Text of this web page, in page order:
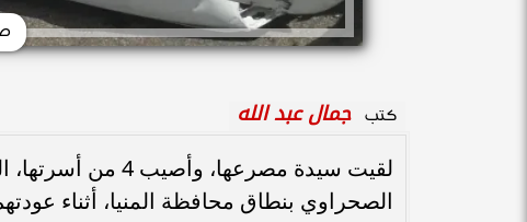
كتب جمال عبد الله
لقيت سيدة
الصحراوي بنطاق محافظة المنيا، أثناء